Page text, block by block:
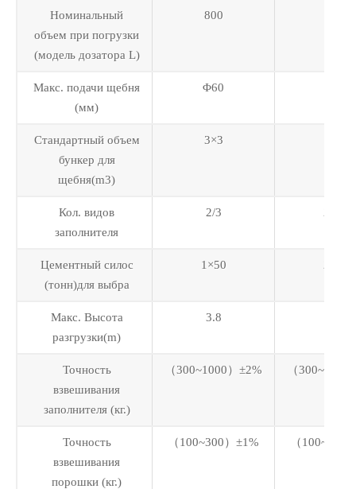
Номинальный
объем при погрузки
(модель дозатора L)
800
Макс. подачи щебня
(мм)
Φ60
Стандартный объем
бункер для
щебня(m3)
3×3
Кол. видов
заполнителя
2/3 2/3/4
Цементный силос
(тонн)для выбра
1×50 2×50
Макс. Высота
разгрузки(m)
3.8
Точность
взвешивания
заполнителя (кг.)
（300~1000）±2% （300~1000
Точность
взвешивания
порошки (кг.)
（100~300）±1% （100~300